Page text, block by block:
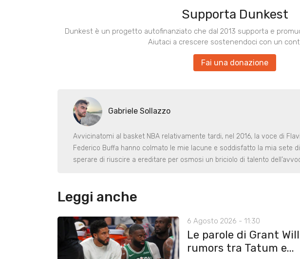
Supporta Dunkest
Dunkest è un progetto autofinanziato che dal 2013 supporta e
Aiutaci a crescere sostenendoci con un
Fai una donazione
Gabriele Sollazzo
Avvicinatomi al basket NBA relativamente tardi, nel 2016, la voce di
Federico Buffa hanno colmato le mie lacune e soddisfatto la mia sete
sperare di riuscire a ereditare per osmosi un briciolo di talento
Leggi anche
6 Agosto 2026 - 11:30
Le parole di Grant
rumors tra Tatum e...